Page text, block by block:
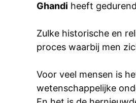
Ghandi heeft
Zulke historische en
proces waarbij men
Voor veel mensen is
wetenschappelijke